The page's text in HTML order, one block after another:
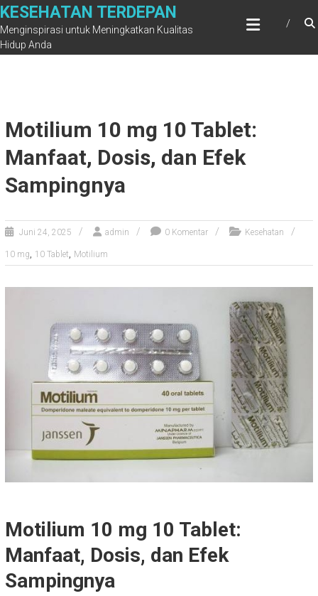
Skip
to
content
KESEHATAN TERDEPAN
Menginspirasi untuk Meningkatkan Kualitas
Hidup Anda
Motilium 10 mg 10 Tablet:
Manfaat, Dosis, dan Efek
Sampingnya
Juni 24, 2025 admin 0 Komentar Kesehatan
10 mg, 10 Tablet, Motilium
Motilium 10 mg 10 Tablet:
Manfaat, Dosis, dan Efek
Sampingnya